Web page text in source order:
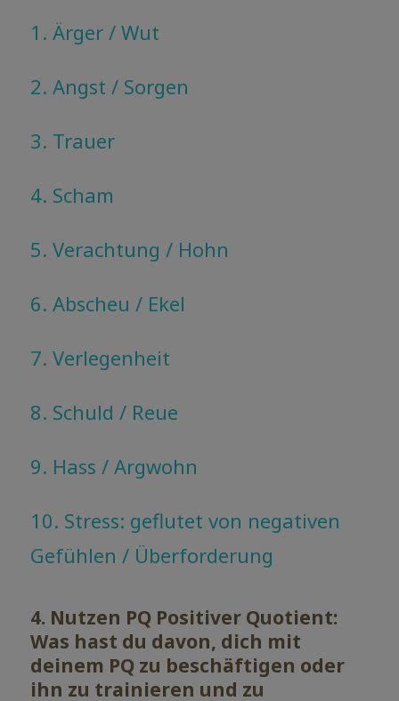
1. Ärger / Wut
2. Angst / Sorgen
3. Trauer
4. Scham
5. Verachtung / Hohn
6. Abscheu / Ekel
7. Verlegenheit
8. Schuld / Reue
9. Hass / Argwohn
10. Stress: geflutet von negativen
Gefühlen / Überforderung
4. Nutzen PQ Positiver Quotient:
Was hast du davon, dich mit
deinem PQ zu beschäftigen oder
ihn zu trainieren und zu